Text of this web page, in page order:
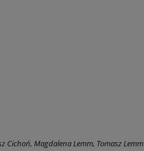
Cichoń, Magdalena Lemm, Tomasz Lemm